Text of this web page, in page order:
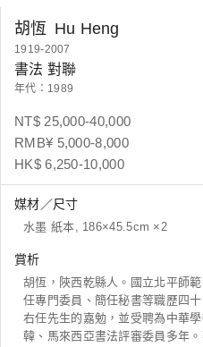
胡恆 Hu Heng
1919-2007
書法 對聯
年代：1989
NT$ 25,000-40,000
RMB¥ 5,000-8,000
HK$ 6,250-10,000
媒材／尺寸
水墨 紙本, 186×45.5cm ×2
賞析
胡恆，陜西乾縣人。國立北平師
任專門委員、簡任秘書等職歷四
右任先生的嘉勉，並受聘為中華
韓、馬來西亞書法評審委員多年